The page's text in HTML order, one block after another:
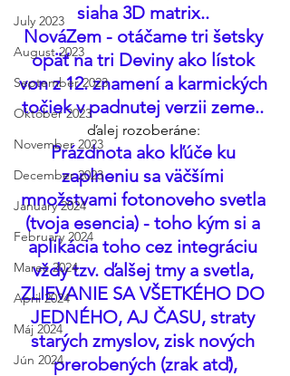
July 2023
August 2023
September 2023
Október 2023
November 2023
December 2023
January 2024
February 2024
Marec 2024
April 2024
Máj 2024
Jún 2024
siaha 3D matrix..
NováZem - otáčame tri šetsky
opäť na tri Deviny ako lístok
von z 12. znamení a karmických
točiek v padnutej verzii zeme..
ďalej rozoberáne:
Prázdnota ako kľúče ku
zaplneniu sa väčšími
množstvami fotonoveho svetla
(tvoja esencia) - toho kým si a
aplikácia toho cez integráciu
vždy tzv. ďalšej tmy a svetla,
ZLIEVANIE SA VŠETKÉHO DO
JEDNÉHO, AJ ČASU, straty
starých zmyslov, zisk nových
prerobených (zrak atď),